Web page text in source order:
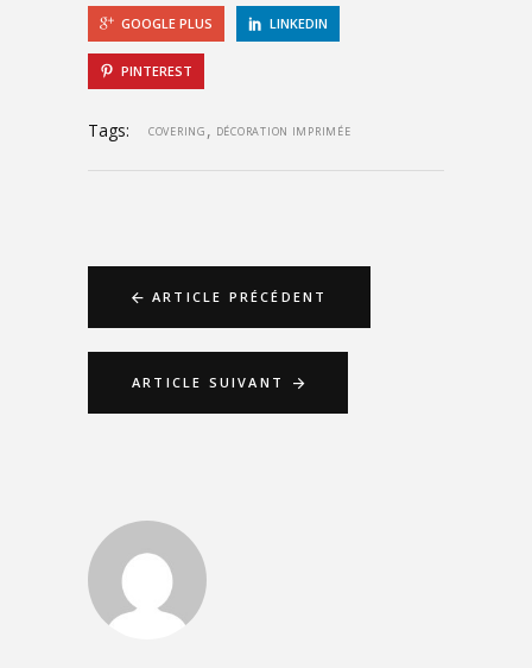
GOOGLE PLUS LINKEDIN
PINTEREST
Tags: COVERING , DÉCORATION IMPRIMÉE
ARTICLE PRÉCÉDENT
ARTICLE SUIVANT